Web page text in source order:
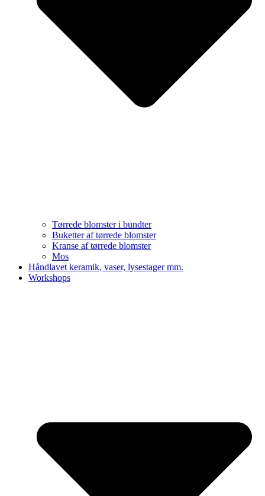
Tørrede blomster i bundter
Buketter af tørrede blomster
Kranse af tørrede blomster
Mos
Håndlavet keramik, vaser, lysestager mm.
Workshops